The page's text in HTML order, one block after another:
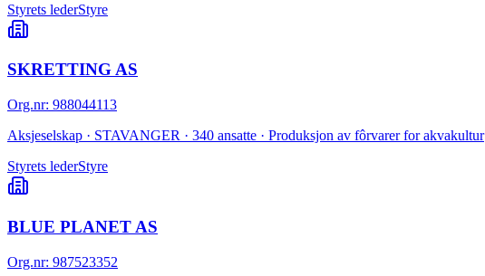
Styrets lederStyre
SKRETTING AS
Org.nr: 988044113
Aksjeselskap · STAVANGER · 340 ansatte · Produksjon av fôrvarer for akvakultur
Styrets lederStyre
BLUE PLANET AS
Org.nr: 987523352